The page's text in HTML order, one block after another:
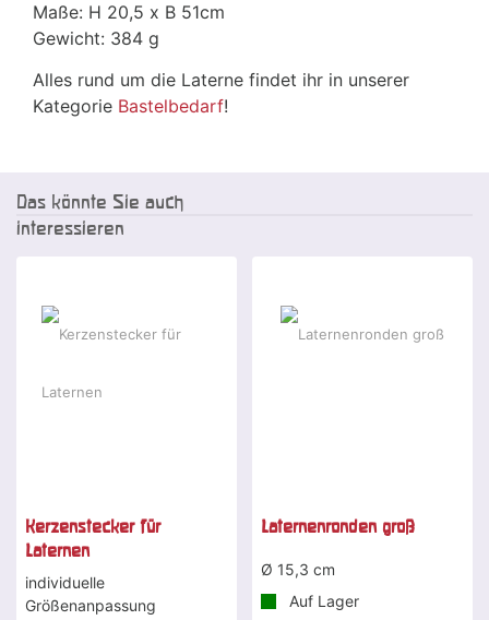
Maße: H 20,5 x B 51cm
Gewicht: 384 g
Alles rund um die Laterne findet ihr in unserer
Kategorie Bastelbedarf!
Das könnte Sie auch
interessieren
Kerzenstecker für
Laternen
individuelle
Größenanpassung
Laternenronden groß
Ø 15,3 cm
Auf Lager